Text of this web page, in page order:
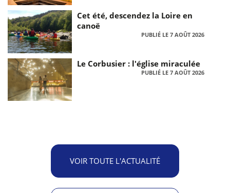
Cet été, descendez la Loire en
canoë
PUBLIÉ LE 7 AOÛT 2026
Le Corbusier : l'église miraculée
PUBLIÉ LE 7 AOÛT 2026
VOIR TOUTE L'ACTUALITÉ